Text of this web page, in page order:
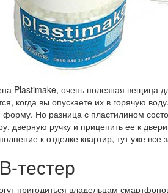
Plastimake, очень полезная вещица
когда вы опускаете их в горячую
Но разница с пластилином
дверную ручку и прицепить ее к
к отделке квартир, тут уже все
тестер
пригодиться владельцам